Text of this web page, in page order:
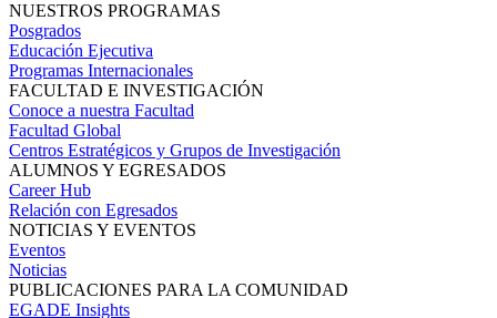
NUESTROS PROGRAMAS
Posgrados
Educación Ejecutiva
Programas Internacionales
FACULTAD E INVESTIGACIÓN
Conoce a nuestra Facultad
Facultad Global
Centros Estratégicos y Grupos de Investigación
ALUMNOS Y EGRESADOS
Career Hub
Relación con Egresados
NOTICIAS Y EVENTOS
Eventos
Noticias
PUBLICACIONES PARA LA COMUNIDAD
EGADE Insights